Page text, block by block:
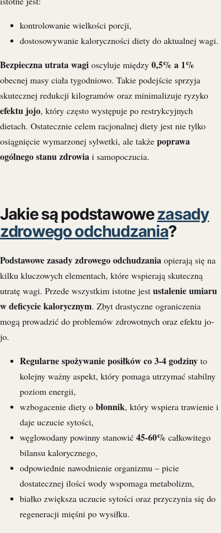
kontrolowanie wielkości porcji,
dostosowywanie kaloryczności diety do aktualnej wagi.
Bezpieczna utrata wagi oscyluje między 0,5% a 1%
obecnej masy ciała tygodniowo. Takie podejście sprzyja
skutecznej redukcji kilogramów oraz minimalizuje ryzyko
efektu jojo, który często występuje po restrykcyjnych
dietach. Ostatecznie celem racjonalnej diety jest nie tylko
osiągnięcie wymarzonej sylwetki, ale także poprawa
ogólnego stanu zdrowia i samopoczucia.
Jakie są podstawowezasady
zdrowego odchudzania?
Podstawowe zasady zdrowego odchudzania opierają się na
kilku kluczowych elementach, które wspierają skuteczną
utratę wagi. Przede wszystkim istotne jest ustalenie umiaru
w deficycie kalorycznym. Zbyt drastyczne ograniczenia
mogą prowadzić do problemów zdrowotnych oraz efektu jo-
jo.
Regularne spożywanie posiłków co 3-4 godziny to
kolejny ważny aspekt, który pomaga utrzymać stabilny
poziom energii,
wzbogacenie diety o błonnik, który wspiera trawienie i
daje uczucie sytości,
węglowodany powinny stanowić 45-60% całkowitego
bilansu kalorycznego,
odpowiednie nawodnienie organizmu – picie
dostatecznej ilości wody wspomaga metabolizm,
białko zwiększa uczucie sytości oraz przyczynia się do
regeneracji mięśni po wysiłku.